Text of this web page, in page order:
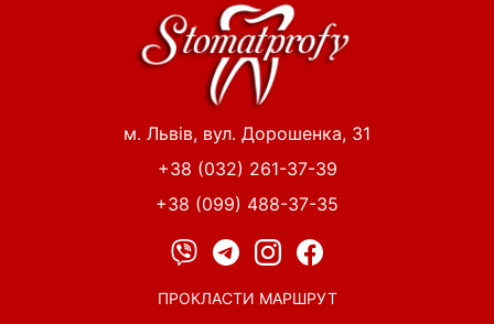
м. Львів, вул. Дорошенка, 31
+38 (032) 261-37-39
+38 (099) 488-37-35
ПРОКЛАСТИ МАРШРУТ